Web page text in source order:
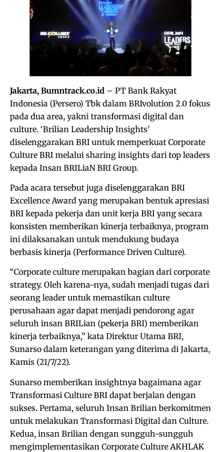
Jakarta, Bumntrack.co.id – PT Bank Rakyat
Indonesia (Persero) Tbk dalam BRIvolution 2.0 fokus
pada dua area, yakni transformasi digital dan
culture. ‘Brilian Leadership Insights’
diselenggarakan BRI untuk memperkuat Corporate
Culture BRI melalui sharing insights dari top leaders
kepada Insan BRILiaN BRI Group.
Pada acara tersebut juga diselenggarakan BRI
Excellence Award yang merupakan bentuk apresiasi
BRI kepada pekerja dan unit kerja BRI yang secara
konsisten memberikan kinerja terbaiknya, program
ini dilaksanakan untuk mendukung budaya
berbasis kinerja (Performance Driven Culture).
“Corporate culture merupakan bagian dari corporate
strategy. Oleh karena-nya, sudah menjadi tugas dari
seorang leader untuk memastikan culture
perusahaan agar dapat menjadi pendorong agar
seluruh insan BRILian (pekerja BRI) memberikan
kinerja terbaiknya,” kata Direktur Utama BRI,
Sunarso dalam keterangan yang diterima di Jakarta,
Kamis (21/7/22).
Sunarso memberikan insightnya bagaimana agar
Transformasi Culture BRI dapat berjalan dengan
sukses. Pertama, seluruh Insan Brilian berkomitmen
untuk melakukan Transformasi Digital dan Culture.
Kedua, insan Brilian dengan sungguh-sungguh
mengimplementasikan Corporate Culture AKHLAK